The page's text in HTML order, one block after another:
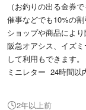
（お釣りの出る金券で
催事などでも10%の割
ショップや商品によ
阪急オアシス、イズ
して利用もできます。
ミニレター 24時間以
2年以上前